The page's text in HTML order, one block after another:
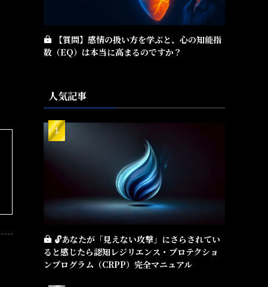
【質問】感情の扱い方を学ぶと、心の知能指
数（EQ）は本当に高まるのですか？
人気記事
🔓あなたが「見えない攻撃」にさらされてい
ると感じたら――認知レジリエンス・プロテクショ
ンプログラム（CRPP）――完全マニュアル